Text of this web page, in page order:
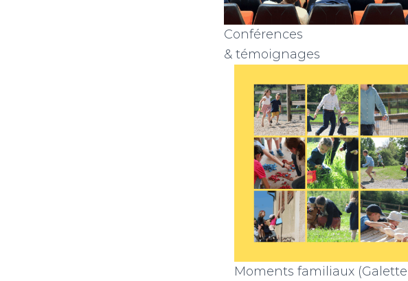
Conférences
& témoignages
Moments familiaux (Galette